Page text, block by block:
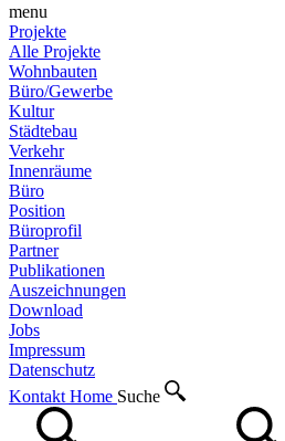
menu
Projekte
Alle Projekte
Wohnbauten
Büro/Gewerbe
Kultur
Städtebau
Verkehr
Innenräume
Büro
Position
Büroprofil
Partner
Publikationen
Auszeichnungen
Download
Jobs
Impressum
Datenschutz
Kontakt Home Suche